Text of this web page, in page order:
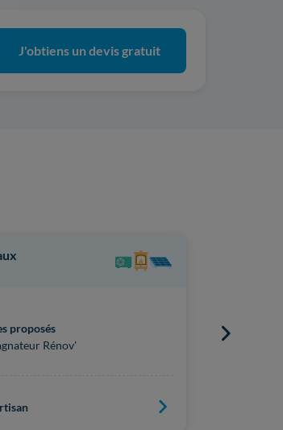
J'obtiens un devis gratuit
proposés
Rénov'
Principaux